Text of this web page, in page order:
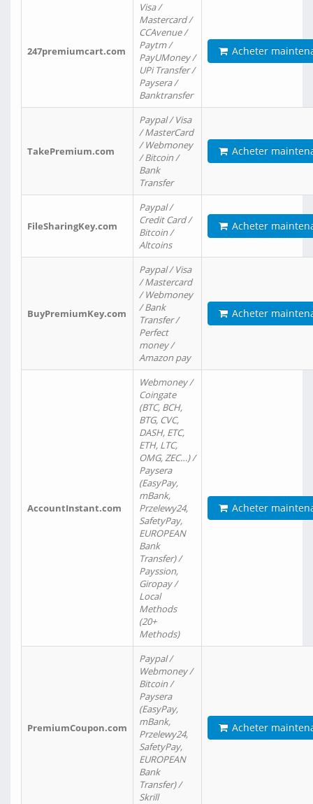
247premiumcart.com
Visa /
Mastercard /
CCAvenue /
Paytm /
PayUMoney /
UPi Transfer /
Paysera /
Banktransfer
Acheter
TakePremium.com
Paypal / Visa
/ MasterCard
/ Webmoney
/ Bitcoin /
Bank
Transfer
Acheter
FileSharingKey.com
Paypal /
Credit Card /
Bitcoin /
Altcoins
Acheter
BuyPremiumKey.com
Paypal / Visa
/ Mastercard
/ Webmoney
/ Bank
Transfer /
Perfect
money /
Amazon pay
Acheter
AccountInstant.com
Webmoney /
Coingate
(BTC, BCH,
BTG, CVC,
DASH, ETC,
ETH, LTC,
OMG, ZEC…) /
Paysera
(EasyPay,
mBank,
Przelewy24,
SafetyPay,
EUROPEAN
Bank
Transfer) /
Payssion,
Giropay /
Local
Methods
(20+
Methods)
Acheter
PremiumCoupon.com
Paypal /
Webmoney /
Bitcoin /
Paysera
(EasyPay,
mBank,
Przelewy24,
SafetyPay,
EUROPEAN
Bank
Transfer) /
Skrill
Acheter